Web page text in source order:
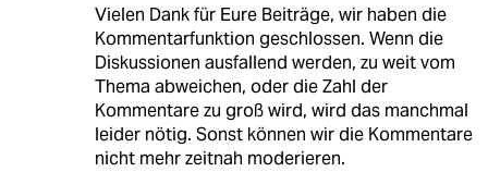
Vielen Dank für Eure Beiträge, wir haben die
Kommentarfunktion geschlossen. Wenn die
Diskussionen ausfallend werden, zu weit vom
Thema abweichen, oder die Zahl der
Kommentare zu groß wird, wird das manchmal
leider nötig. Sonst können wir die Kommentare
nicht mehr zeitnah moderieren.